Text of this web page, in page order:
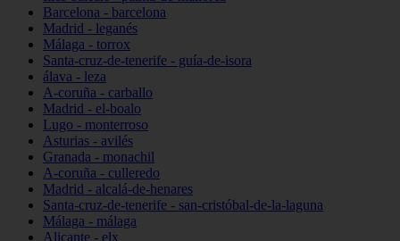
Barcelona - barcelona
Madrid - leganés
Málaga - torrox
Santa-cruz-de-tenerife - guía-de-isora
álava - leza
A-coruña - carballo
Madrid - el-boalo
Lugo - monterroso
Asturias - avilés
Granada - monachil
A-coruña - culleredo
Madrid - alcalá-de-henares
Santa-cruz-de-tenerife - san-cristóbal-de-la-laguna
Málaga - málaga
Alicante - elx